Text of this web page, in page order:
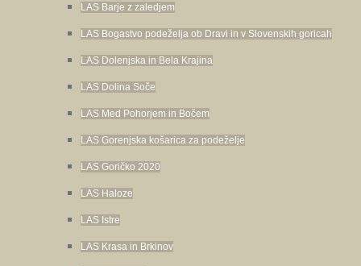
LAS Barje z zaledjem
LAS Bogastvo podeželja ob Dravi in v Slovenskih goricah
LAS Dolenjska in Bela Krajina
LAS Dolina Soče
LAS Med Pohorjem in Bočem
LAS Gorenjska košarica za podeželje
LAS Goričko 2020
LAS Haloze
LAS Istre
LAS Krasa in Brkinov